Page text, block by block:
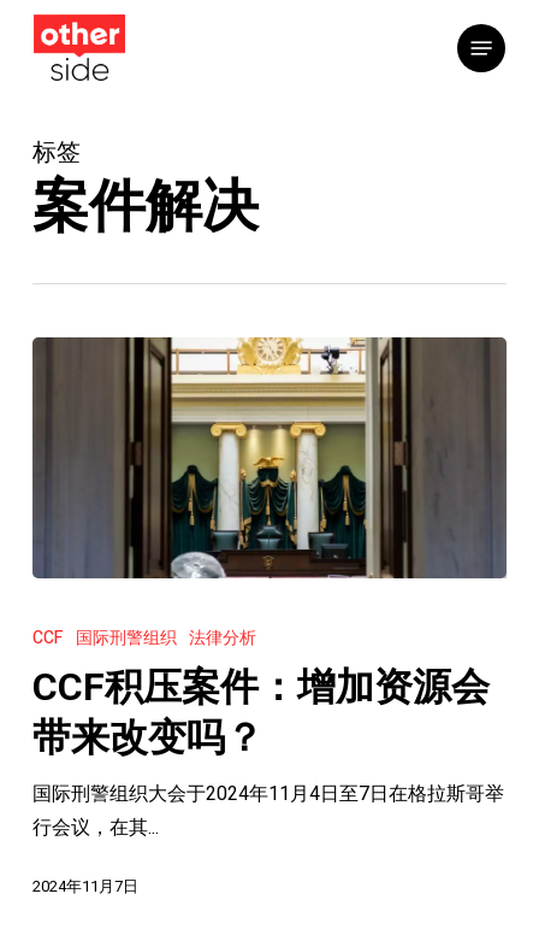
菜单
标签
案件解决
积
案
件：
增
加
资
会
CCF 国际刑警组织 法律分析
CCF积压案件：增加资源会
带来改变吗？
国际刑警组织大会于2024年11月4日至7日在格拉斯哥举
行会议，在其...
2024年11月7日